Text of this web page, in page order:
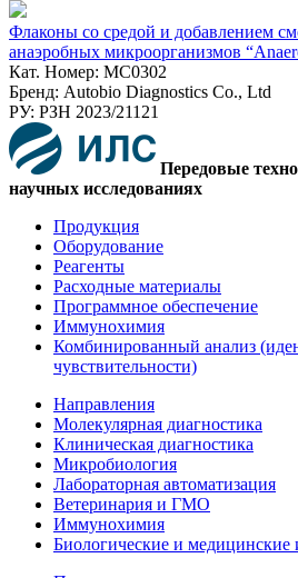
Флаконы со средой и добавлением
анаэробных микроорганизмов
Кат. Номер: MC0302
Бренд: Autobio Diagnostics Co., Ltd
РУ: РЗН 2023/21121
Передовые
научных исследованиях
Продукция
Оборудование
Реагенты
Расходные материалы
Программное обеспечение
Иммунохимия
Комбинированный анализ
чувствительности)
Направления
Молекулярная диагностика
Клиническая диагностика
Микробиология
Лабораторная автоматизация
Ветеринария и ГМО
Иммунохимия
Биологические и медицинские